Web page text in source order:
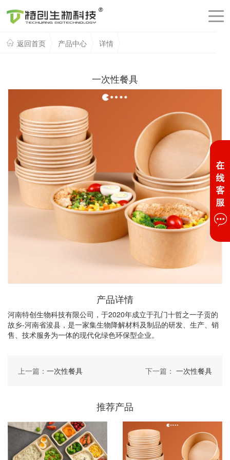
返回首页 产品中心 详情
一次性餐具
产品详情
河南特创生物科技有限公司，于2020年成立于孔门十哲之一子贡的
故乡-河南省浚县，是一家集生物降解材料及制品的研发、生产、销
售、技术服务为一体的现代化绿色环保型企业。
上一篇： 一次性餐具 下一篇： 一次性餐具
推荐产品